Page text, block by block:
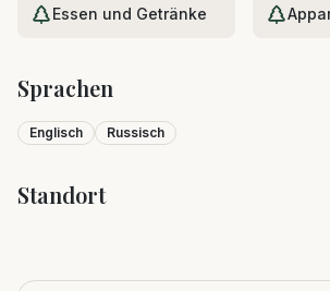
Essen und Getränke
Sprachen
Englisch Russisch
Standort